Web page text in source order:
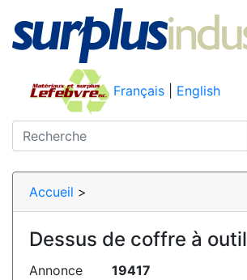
Français English
Accueil >
Dessus de coffre à outil
Annonce
19417